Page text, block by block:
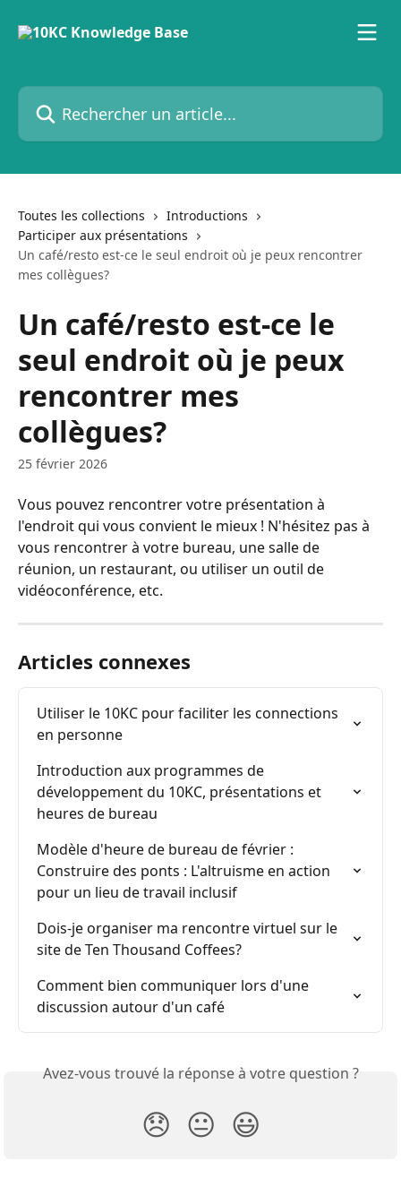
Rechercher un article...
Toutes les collections
Introductions
Participer aux présentations
Un café/resto est-ce le seul endroit où je peux rencontrer
mes collègues?
Un café/resto est-ce le
seul endroit où je peux
rencontrer mes
collègues?
25 février 2026
Vous pouvez rencontrer votre présentation à
l'endroit qui vous convient le mieux ! N'hésitez pas à
vous rencontrer à votre bureau, une salle de
réunion, un restaurant, ou utiliser un outil de
vidéoconférence, etc.
Articles connexes
Utiliser le 10KC pour faciliter les connections
en personne
Introduction aux programmes de
développement du 10KC, présentations et
heures de bureau
Modèle d'heure de bureau de février :
Construire des ponts : L'altruisme en action
pour un lieu de travail inclusif
Dois-je organiser ma rencontre virtuel sur le
site de Ten Thousand Coffees?
Comment bien communiquer lors d'une
discussion autour d'un café
Avez-vous trouvé la réponse à votre question ?
😞 😐 😃